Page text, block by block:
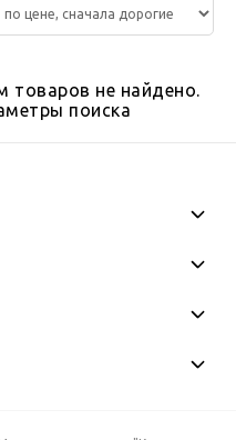
товаров не найдено.
поиска